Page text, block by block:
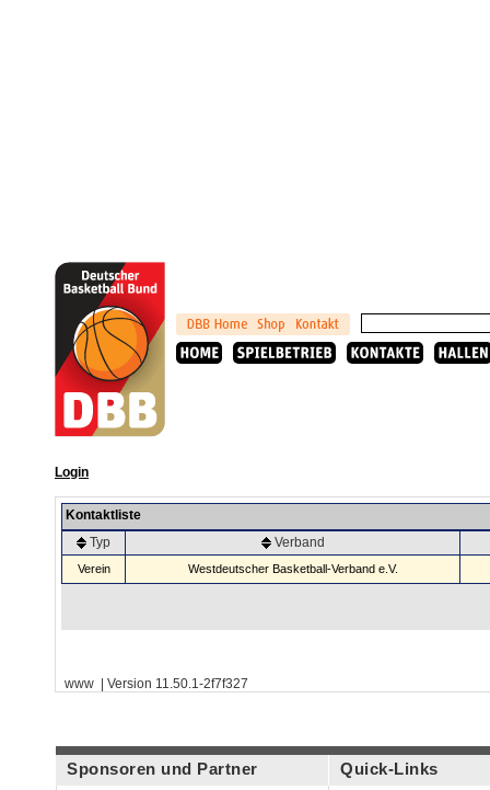
Login
Kontaktliste
Typ
Verband
Verein Westdeutscher Basketball-Verband e.V.
www | Version 11.50.1-2f7f327
Sponsoren und Partner Quick-Links